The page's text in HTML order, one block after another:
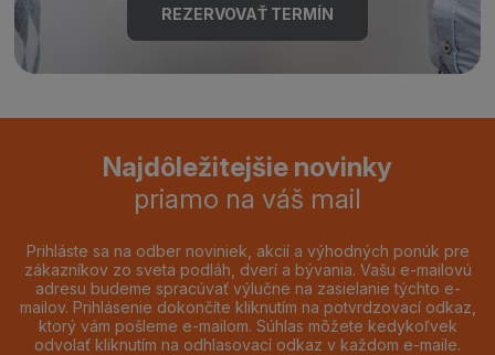
REZERVOVAŤ TERMÍN
Najdôležitejšie novinky
priamo na váš mail
Prihláste sa na odber noviniek, akcií a výhodných ponúk pre
zákazníkov zo sveta podláh, dverí a bývania. Vašu e-mailovú
adresu budeme spracúvať výlučne na zasielanie týchto e-
mailov. Prihlásenie dokončíte kliknutím na potvrdzovací odkaz,
ktorý vám pošleme e-mailom. Súhlas môžete kedykoľvek
odvolať kliknutím na odhlasovací odkaz v každom e-maile.